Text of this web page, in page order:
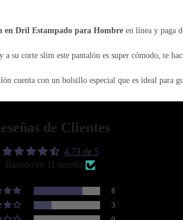
en Dril Estampado para Hombre en línea y paga
a su corte slim este pantalón es super cómodo, te
cuenta con un bolsillo especial que es ideal para
aquello que te propongas con la mejor actitud!
de Clientes
4.73 de 5
Basado en 11 reseñas
8
3